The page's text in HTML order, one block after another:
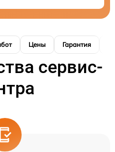
Цены Гарантия
сервис-